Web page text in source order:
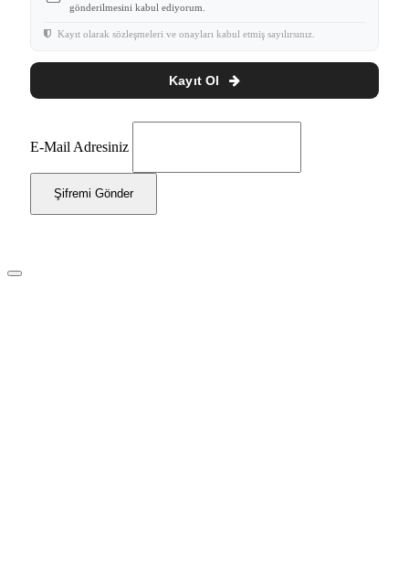
gönderilmesini kabul ediyorum.
Kayıt olarak sözleşmeleri ve onayları kabul etmiş sayılırsınız.
Kayıt Ol
E-Mail Adresiniz
Şifremi Gönder